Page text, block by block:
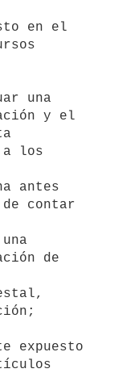
en el
una
y el
a los
antes
contar
de
expuesto